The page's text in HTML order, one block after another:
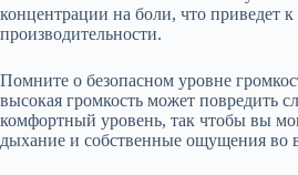
концентрации на боли, что приведет
производительности.
Помните о безопасном уровне
высокая громкость может повредить
комфортный уровень, так чтобы вы
дыхание и собственные ощущения во